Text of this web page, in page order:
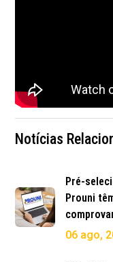
Notícias
Pré-
Prouni
06 ago,